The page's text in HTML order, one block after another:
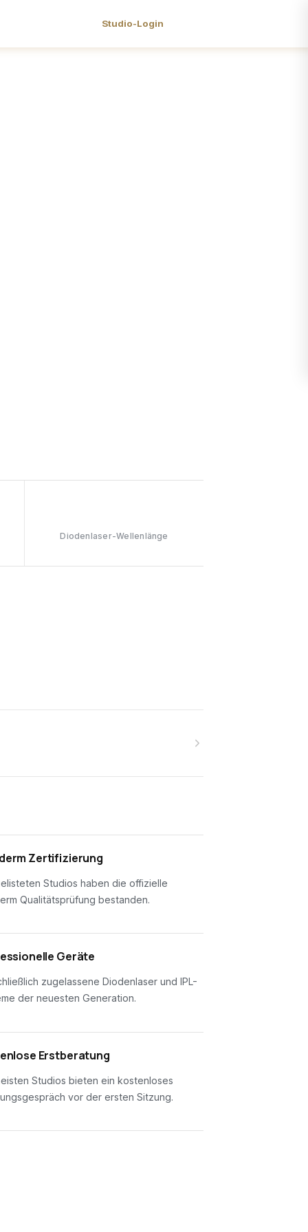
Studio-Login
Diodenlaser-Wellenlänge
Zertifizierung
Studios haben die offizielle
Qualitätsprüfung bestanden.
Geräte
zugelassene Diodenlaser und IPL-
der neuesten Generation.
Erstberatung
Studios bieten ein kostenloses
vor der ersten Sitzung.